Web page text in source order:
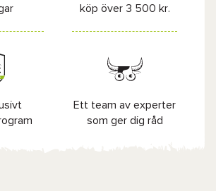
köp över 3 500 kr.
Ett team av experter
som ger dig råd